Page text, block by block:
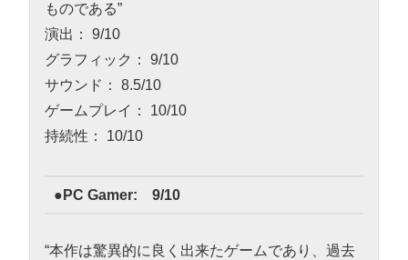
ものである”
演出： 9/10
グラフィック： 9/10
サウンド： 8.5/10
ゲームプレイ： 10/10
持続性： 10/10
●PC Gamer: 9/10
“本作は驚異的に良く出来たゲームであり、過去